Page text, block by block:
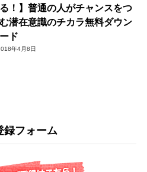
！】普通の人がチャンスをつ
潜在意識のチカラ無料ダウン
ド
年4月8日
録フォーム